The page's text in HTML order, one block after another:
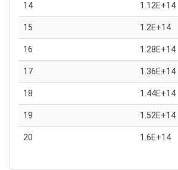
14 1.12E+14
15 1.2E+14
16 1.28E+14
17 1.36E+14
18 1.44E+14
19 1.52E+14
20 1.6E+14